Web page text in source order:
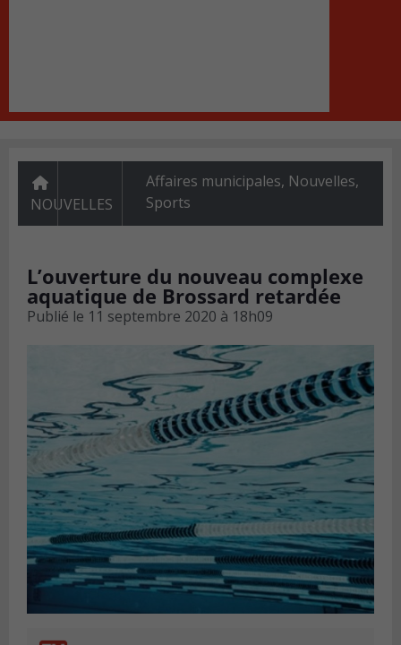
NOUVELLES
Affaires municipales, Nouvelles,
Sports
L’ouverture du nouveau complexe
aquatique de Brossard retardée
Publié le 11 septembre 2020 à 18h09